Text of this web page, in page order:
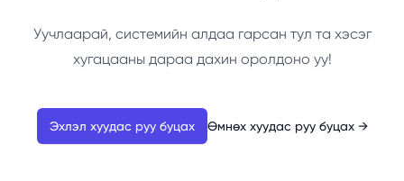
Уучлаарай, системийн алдаа гарсан тул та хэсэг
хугацааны дараа дахин оролдоно уу!
Эхлэл хуудас руу буцах Өмнөх хуудас руу буцах →